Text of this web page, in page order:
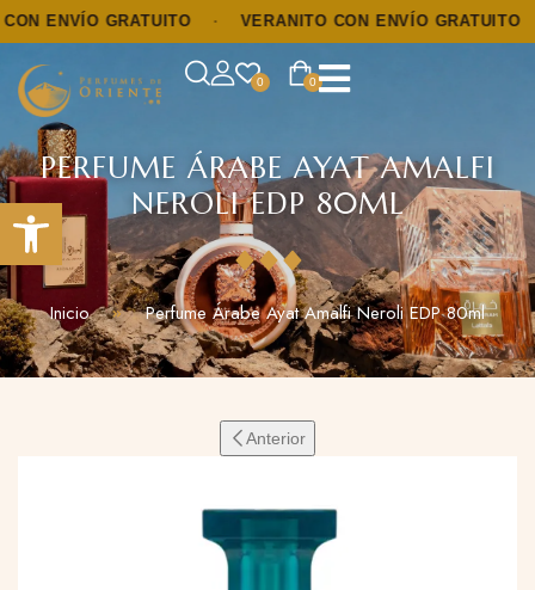
Abrir barra de herramientas
ENVÍO GRATUITO · VERANITO CON ENVÍO GRATUITO ·
0
0
PERFUME ÁRABE AYAT AMALFI
NEROLI EDP 80ML
Inicio Perfume Árabe Ayat Amalfi Neroli EDP 80ml
Anterior